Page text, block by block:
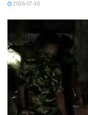
2026-07-30